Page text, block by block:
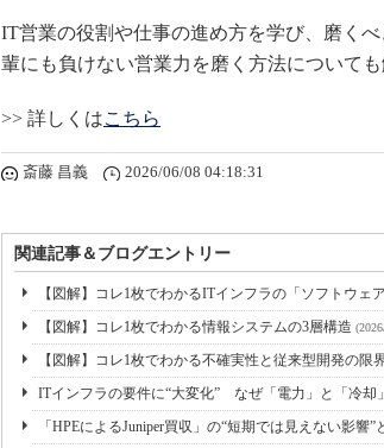
IT営業の役割や仕事の進め方を学び、磨く
輩にも負けない営業力を磨く方法についても
>> 詳しくはこちら
斎藤 昌義 2026/06/08 04:18:31
関連記事＆ブログエントリー
【図解】コレ1枚でわかるITインフラの「ソフトウェ
【図解】コレ1枚でわかる情報システムの3層構造
【図解】コレ1枚でわかる不確実性と従来型開発の限
ITインフラの要件に“大変化” なぜ「電力」と「冷却
「HPEによるJuniper買収」の“短期では見えない影響